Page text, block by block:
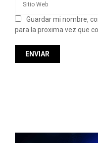
Guardar mi nombre,
para la proxima vez que